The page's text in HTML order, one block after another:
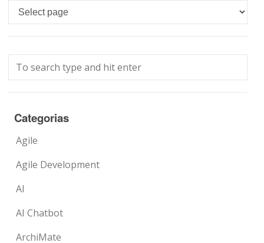
Languages
Categorias
Agile
Agile Development
AI
AI Chatbot
ArchiMate